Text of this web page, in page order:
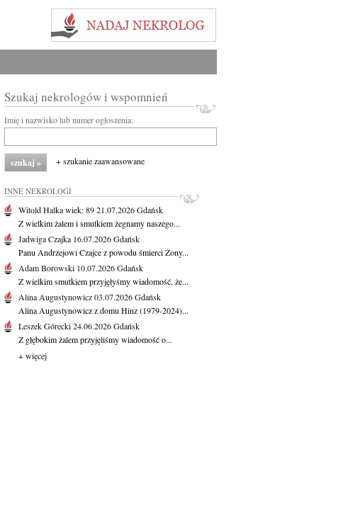
Szukaj nekrologów i wspomnień
Imię i nazwisko lub numer ogłoszenia:
+ szukanie zaawansowane
INNE NEKROLOGI
Witold Halkawiek: 8921.07.2026Gdańsk
Z wielkim żalem i smutkiem żegnamy naszego...
Jadwiga Czajka 16.07.2026Gdańsk
Panu Andrzejowi Czajce z powodu śmierci Żony...
Adam Borowski 10.07.2026Gdańsk
Z wielkim smutkiem przyjęłyśmy wiadomość, że...
Alina Augustynowicz03.07.2026Gdańsk
Alina Augustynowicz z domu Hinz (1979-2024)...
Leszek Górecki24.06.2026Gdańsk
Z głębokim żalem przyjęliśmy wiadomość o...
+ więcej